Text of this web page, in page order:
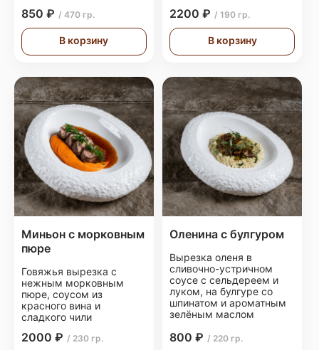
850 ₽ / 470 гр.
В корзину
2200 ₽ / 190 гр.
В корзину
Миньон с морковным
пюре
Говяжья вырезка с
нежным морковным
пюре, соусом из
красного вина и
сладкого чили
2000 ₽ / 230 гр.
Оленина с булгуром
Вырезка оленя в
сливочно-устричном
соусе с сельдереем и
луком, на булгуре со
шпинатом и ароматным
зелёным маслом
800 ₽ / 220 гр.